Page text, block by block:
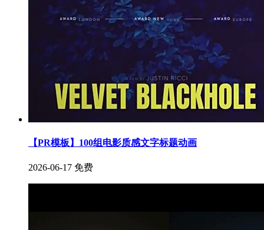
【PR模板】100组电影质感文字标题动画
2026-06-17 免费